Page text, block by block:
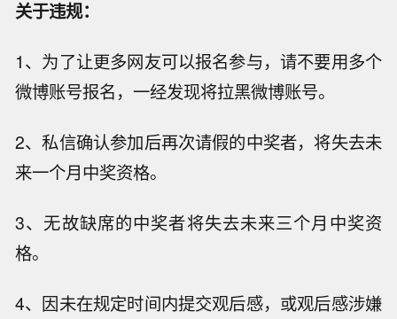
关于违规：
1、为了让更多网友可以报名参与，请不要用多个
微博账号报名，一经发现将拉黑微博账号。
2、私信确认参加后再次请假的中奖者，将失去未
来一个月中奖资格。
3、无故缺席的中奖者将失去未来三个月中奖资
格。
4、因未在规定时间内提交观后感，或观后感涉嫌